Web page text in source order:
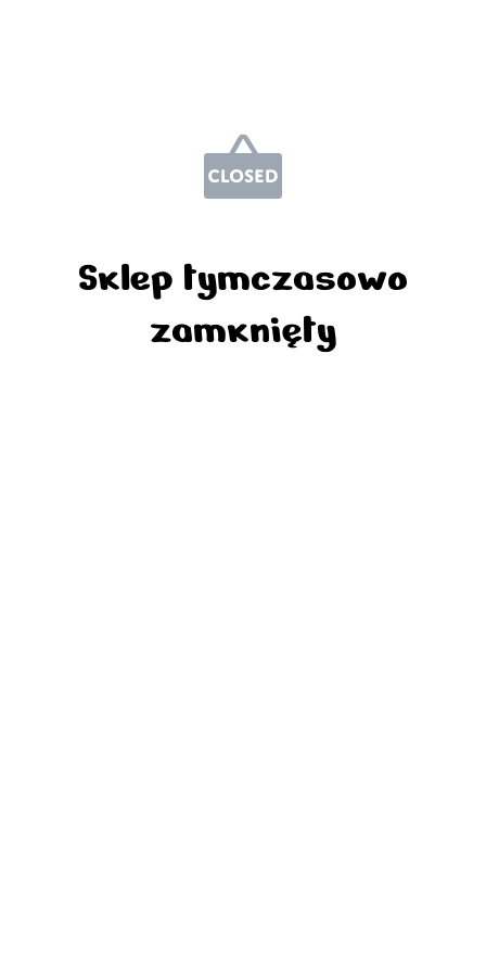
Sklep tymczasowo
zamknięty